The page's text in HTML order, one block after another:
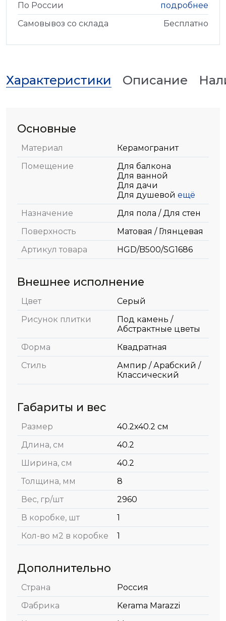
По России
подробнее
Самовывоз со склада
Бесплатно
Характеристики Описание
Основные
Материал
Керамогранит
Помещение
Для балкона
Для ванной
Для дачи
Для душевой ещё
Назначение
Для пола / Для стен
Поверхность
Матовая / Глянцевая
Артикул товара
HGD/B500/SG1686
Внешнее исполнение
Цвет
Серый
Рисунок плитки
Под камень /
Абстрактные цветы
Форма
Квадратная
Стиль
Ампир / Арабский /
Классический
Габариты и вес
Размер
40.2x40.2 см
Длина, см
40.2
Ширина, см
40.2
Толщина, мм
8
Вес, гр/шт
2960
В коробке, шт
1
Кол-во м2 в коробке
1
Дополнительно
Страна
Россия
Фабрика
Kerama Marazzi